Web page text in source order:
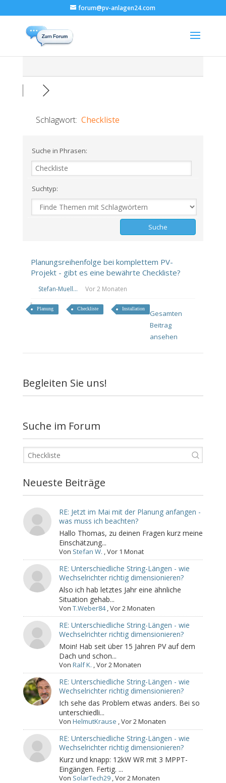
forum@pv-anlagen24.com
Schlagwort: Checkliste
Suche in Phrasen:
Suchtyp:
Planungsreihenfolge bei komplettem PV-
Projekt - gibt es eine bewährte Checkliste?
Stefan-Muell... Vor 2 Monaten
Planung Checkliste Installation
Gesamten
Beitrag
ansehen
Begleiten Sie uns!
Suche im Forum
Neueste Beiträge
RE: Jetzt im Mai mit der Planung anfangen -
was muss ich beachten?
Hallo Thomas, zu deinen Fragen kurz meine
Einschätzung...
Von Stefan W. ,Vor 1 Monat
RE: Unterschiedliche String-Längen - wie
Wechselrichter richtig dimensionieren?
Also ich hab letztes Jahr eine ähnliche
Situation gehab...
VonT.Weber84 ,Vor 2 Monaten
RE: Unterschiedliche String-Längen - wie
Wechselrichter richtig dimensionieren?
Moin! Hab seit über 15 Jahren PV auf dem
Dach und schon...
VonRalf K. ,Vor 2 Monaten
RE: Unterschiedliche String-Längen - wie
Wechselrichter richtig dimensionieren?
Ich sehe das Problem etwas anders. Bei so
unterschiedli...
VonHelmutKrause ,Vor 2 Monaten
RE: Unterschiedliche String-Längen - wie
Wechselrichter richtig dimensionieren?
Kurz und knapp: 12kW WR mit 3 MPPT-
Eingängen. Fertig. ...
Von SolarTech29 ,Vor 2 Monaten